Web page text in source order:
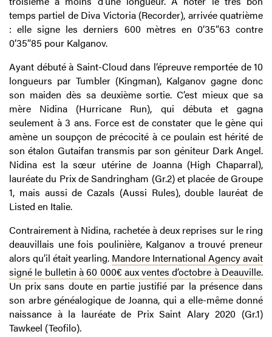
temps partiel de Diva Victoria (Recorder), arrivée quatrième
: elle signe les derniers 600 mètres en 0’35”63 contre
0’35”85 pour Kalganov.
Ayant débuté à Saint-Cloud dans l’épreuve remportée de 10
longueurs par Tumbler (Kingman), Kalganov gagne donc
son maiden dès sa deuxième sortie. C’est mieux que sa
mère Nidina (Hurricane Run), qui débuta et gagna
seulement à 3 ans. Force est de constater que le gène qui
amène un soupçon de précocité à ce poulain est hérité de
son étalon Gutaifan transmis par son géniteur Dark Angel.
Nidina est la sœur utérine de Joanna (High Chaparral),
lauréate du Prix de Sandringham (Gr.2) et placée de Groupe
1, mais aussi de Cazals (Aussi Rules), double lauréat de
Listed en Italie.
Contrairement à Nidina, rachetée à deux reprises sur le ring
deauvillais une fois poulinière, Kalganov a trouvé preneur
alors qu’il était yearling. Mandore International Agency avait
signé le bulletin à 60 000€ aux ventes d’octobre à Deauville.
Un prix sans doute en partie justifié par la présence dans
son arbre généalogique de Joanna, qui a elle-même donné
naissance à la lauréate de Prix Saint Alary 2020 (Gr.1)
Tawkeel (Teofilo).